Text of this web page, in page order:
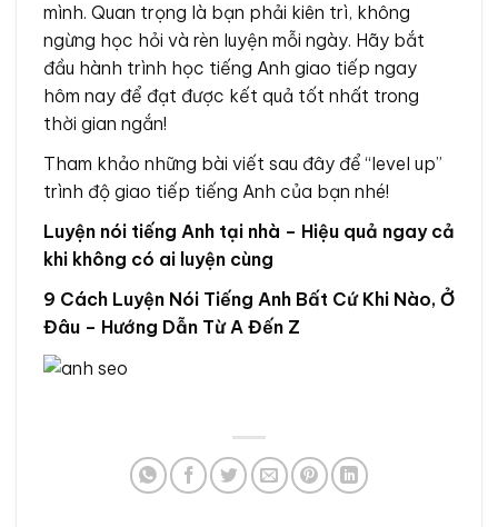
mình. Quan trọng là bạn phải kiên trì, không
ngừng học hỏi và rèn luyện mỗi ngày. Hãy bắt
đầu hành trình học tiếng Anh giao tiếp ngay
hôm nay để đạt được kết quả tốt nhất trong
thời gian ngắn!
Tham khảo những bài viết sau đây để “level up”
trình độ giao tiếp tiếng Anh của bạn nhé!
Luyện nói tiếng Anh tại nhà – Hiệu quả ngay cả
khi không có ai luyện cùng
9 Cách Luyện Nói Tiếng Anh Bất Cứ Khi Nào, Ở
Đâu – Hướng Dẫn Từ A Đến Z